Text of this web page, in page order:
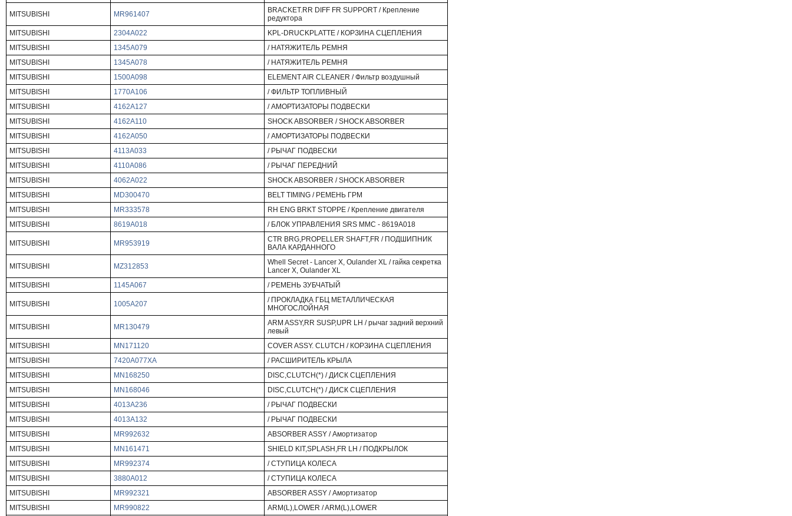
MITSUBISHI MR961407
BRACKET.RR DIFF FR SUPPORT / Крепление
редуктора
MITSUBISHI
2304A022
KPL-DRUCKPLATTE / КОРЗИНА СЦЕПЛЕНИЯ
MITSUBISHI
1345A079
/ НАТЯЖИТЕЛЬ РЕМНЯ
MITSUBISHI
1345A078
/ НАТЯЖИТЕЛЬ РЕМНЯ
MITSUBISHI
1500A098
ELEMENT AIR CLEANER / Фильтр воздушный
MITSUBISHI
1770A106
/ ФИЛЬТР ТОПЛИВНЫЙ
MITSUBISHI
4162A127
/ АМОРТИЗАТОРЫ ПОДВЕСКИ
MITSUBISHI
4162A110
SHOCK ABSORBER / SHOCK ABSORBER
MITSUBISHI
4162A050
/ АМОРТИЗАТОРЫ ПОДВЕСКИ
MITSUBISHI
4113A033
/ РЫЧАГ ПОДВЕСКИ
MITSUBISHI
4110A086
/ РЫЧАГ ПЕРЕДНИЙ
MITSUBISHI
4062A022
SHOCK ABSORBER / SHOCK ABSORBER
MITSUBISHI
MD300470
BELT TIMING / РЕМЕНЬ ГРМ
MITSUBISHI
MR333578
RH ENG BRKT STOPPE / Крепление двигателя
MITSUBISHI
8619A018 / БЛОК УПРАВЛЕНИЯ SRS MMC - 8619A018
MITSUBISHI MR953919
CTR BRG,PROPELLER SHAFT,FR / ПОДШИПНИК
ВАЛА КАРДАННОГО
MITSUBISHI MZ312853
Whell Secret - Lancer X, Oulander XL / гайка секретка
Lancer X, Oulander XL
MITSUBISHI
1145A067 / РЕМЕНЬ ЗУБЧАТЫЙ
MITSUBISHI 1005A207
/ ПРОКЛАДКА ГБЦ МЕТАЛЛИЧЕСКАЯ
МНОГОСЛОЙНАЯ
MITSUBISHI MR130479
ARM ASSY,RR SUSP,UPR LH / рычаг задний верхний
левый
MITSUBISHI
MN171120
COVER ASSY. CLUTCH / КОРЗИНА СЦЕПЛЕНИЯ
MITSUBISHI
7420A077XA
/ РАСШИРИТЕЛЬ КРЫЛА
MITSUBISHI
MN168250
DISC,CLUTCH(*) / ДИСК СЦЕПЛЕНИЯ
MITSUBISHI
MN168046
DISC,CLUTCH(*) / ДИСК СЦЕПЛЕНИЯ
MITSUBISHI
4013A236
/ РЫЧАГ ПОДВЕСКИ
MITSUBISHI
4013A132
/ РЫЧАГ ПОДВЕСКИ
MITSUBISHI
MR992632
ABSORBER ASSY / Амортизатор
MITSUBISHI
MN161471
SHIELD KIT,SPLASH,FR LH / ПОДКРЫЛОК
MITSUBISHI
MR992374
/ СТУПИЦА КОЛЕСА
MITSUBISHI
3880A012
/ СТУПИЦА КОЛЕСА
MITSUBISHI
MR992321
ABSORBER ASSY / Амортизатор
MITSUBISHI
MR990822
ARM(L),LOWER / ARM(L),LOWER